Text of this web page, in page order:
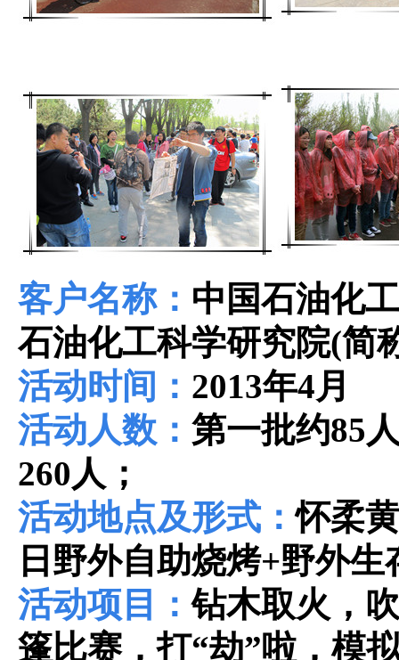
客户名称： 中国石油化
石油化工科学研究院(简
活动时间： 2013年4月
活动人数： 第一批约85
260人；
活动地点及形式：怀柔
日野外自助烧烤+野外生
活动项目：钻木取火，
篷比赛，打“劫”啦，模